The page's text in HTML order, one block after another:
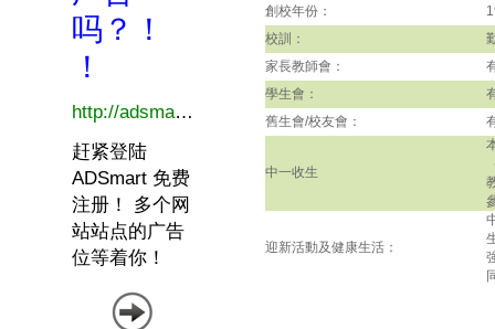
創校年份：
校訓：
家長教師會：
學生會：
舊生會/校友會：
中一收生
迎新活動及健康生活：